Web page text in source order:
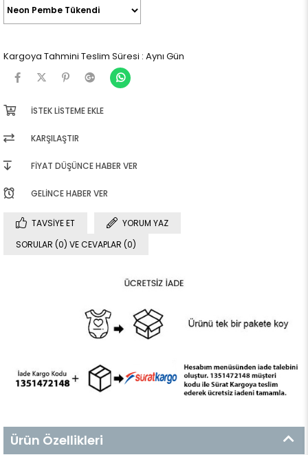
Kargoya Tahmini Teslim Süresi : Aynı Gün
İSTEK LISTEME EKLE
KARŞILAŞTIR
FIYAT DÜŞÜNCE HABER VER
GELINCE HABER VER
TAVSIYE ET
YORUM YAZ
SORULAR (0) VE CEVAPLAR (0)
Ürün Özellikleri